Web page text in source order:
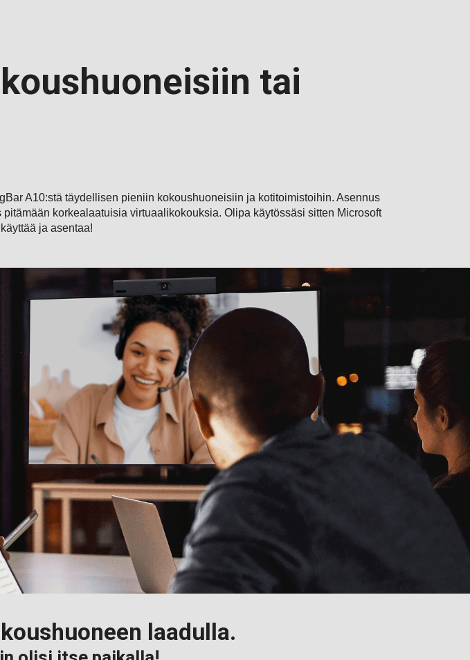
tai
A10:stä täydellisen pieniin kokoushuoneisiin ja kotitoimistoihin. Asennus
korkealaatuisia virtuaalikokouksia. Olipa käytössäsi sitten Microsoft
ja asentaa!
laadulla.